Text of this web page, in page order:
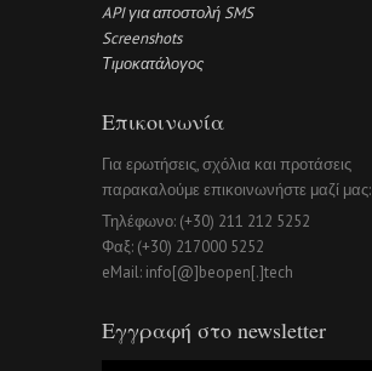
API για αποστολή SMS
Screenshots
Τιμοκατάλογος
Επικοινωνία
Για ερωτήσεις, σχόλια και προτάσεις
παρακαλούμε επικοινωνήστε μαζί μας:
Τηλέφωνο: (+30) 211 212 5252
Φαξ: (+30) 217000 5252
eMail: info[@]beopen[.]tech
Εγγραφή στο newsletter